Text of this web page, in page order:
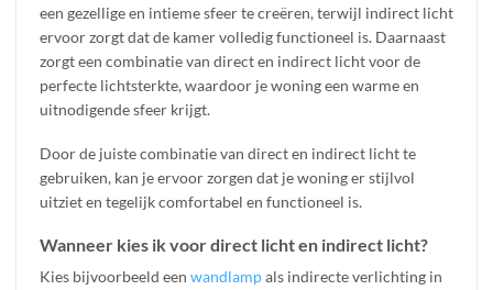
een gezellige en intieme sfeer te creëren, terwijl indirect licht
ervoor zorgt dat de kamer volledig functioneel is. Daarnaast
zorgt een combinatie van direct en indirect licht voor de
perfecte lichtsterkte, waardoor je woning een warme en
uitnodigende sfeer krijgt.
Door de juiste combinatie van direct en indirect licht te
gebruiken, kan je ervoor zorgen dat je woning er stijlvol
uitziet en tegelijk comfortabel en functioneel is.
Wanneer kies ik voor direct licht en indirect licht?
Kies bijvoorbeeld een wandlampals indirecte verlichting in